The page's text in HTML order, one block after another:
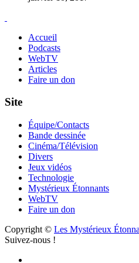
Accueil
Podcasts
WebTV
Articles
Faire un don
Site
Équipe/Contacts
Bande dessinée
Cinéma/Télévision
Divers
Jeux vidéos
Technologie
Mystérieux Étonnants
WebTV
Faire un don
Copyright © Les Mystérieux
Suivez-nous !